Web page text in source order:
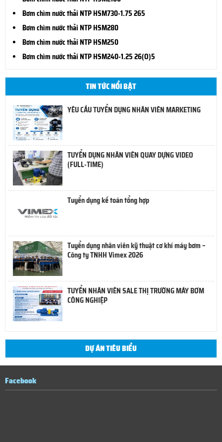
Bơm chìm nước thải NTP HSM730-1.75 265
Bơm chìm nước thải NTP HSM280
Bơm chìm nước thải NTP HSM250
Bơm chìm nước thải NTP HSM240-1.25 26(O)5
TIN TỨC NỔI BẬT
YÊU CẦU TUYỂN DỤNG NHÂN VIÊN MARKETING
TUYỂN DỤNG NHÂN VIÊN QUAY DỰNG VIDEO
(FULL-TIME)
Tuyển dụng kế toán tổng hợp
Tuyển dụng nhân viên kỹ thuật cơ khí máy bơm –
Công ty TNHH Vimex 2026
TUYỂN NHÂN VIÊN SALE THỊ TRƯỜNG MÁY BƠM
CÔNG NGHIỆP
DỰ ÁN TIÊU BIỂU
Facebook